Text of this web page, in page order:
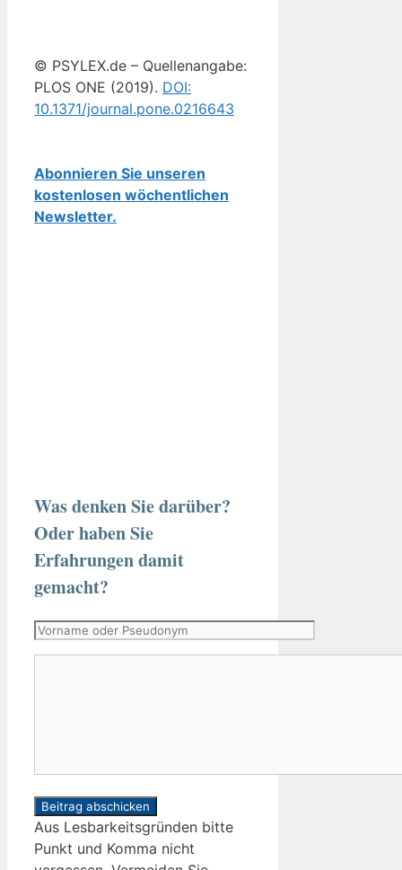
© PSYLEX.de – Quellenangabe:
PLOS ONE (2019). DOI:
10.1371/journal.pone.0216643
Abonnieren Sie unseren
kostenlosen wöchentlichen
Newsletter.
Was denken Sie darüber?
Oder haben Sie
Erfahrungen damit
gemacht?
Vorname
oder
Aus Lesbarkeitsgründen bitte
Punkt und Komma nicht